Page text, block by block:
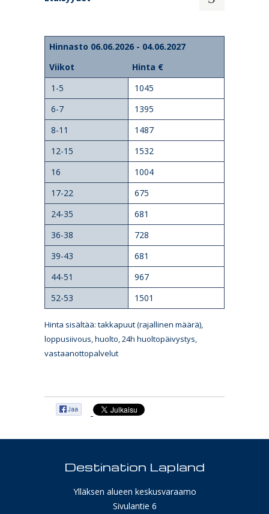
Hinnasto 06.06.2026 - 04.06.2027
Viikot
Hinta €
1-5
1045
6-7
1395
8-11
1487
12-15
1532
16
1004
17-22
675
24-35
681
36-38
728
39-43
681
44-51
967
52-53
1501
Hinta sisältää: takkapuut (rajallinen määrä),
loppusiivous, huolto, 24h huoltopäivystys,
vastaanottopalvelut
Destination Lapland
Ylläksen alueen keskusvaraamo
Sivulantie 6